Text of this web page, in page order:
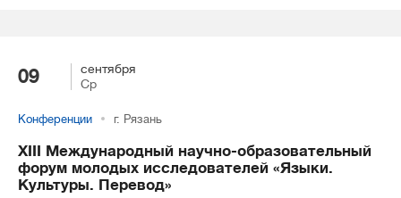
09
сентября
Ср
Конференции г. Рязань
XIII Международный научно-образовательный
форум молодых исследователей «Языки.
Культуры. Перевод»